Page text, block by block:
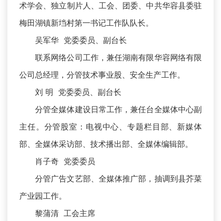
术学会、独立制片人、工会、团委、中共华容县委驻
梅田湖镇新垱村第一书记工作队队长。
吴军华 党委委员、副台长
联系网络公司工作，兼任湖南有限华容网络有限
公司总经理，分管技术事业股、安全生产工作。
刘 明 党委委员、副台长
分管全媒体建设日常工作，兼任台全媒体中心副
主任。分管股室：电视中心、专题栏目部、新媒体
部、全媒体采访部、技术播出部、全媒体编辑部。
肖子奇 党委委员
分管广告文艺部、全媒体推广部，抽调到县芥菜
产业园工作。
黎蒲清 工会主席